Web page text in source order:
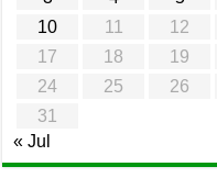
10
11 12
17
18 19
24
25 26
31
« Jul